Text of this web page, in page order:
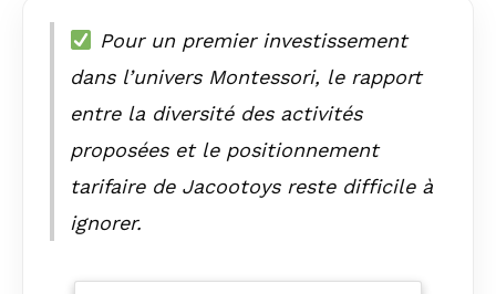
Pour un premier investissement
dans l’univers Montessori, le rapport
entre la diversité des activités
proposées et le positionnement
tarifaire de Jacootoys reste difficile à
ignorer.